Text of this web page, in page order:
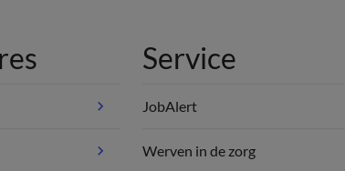
Service
JobAlert
Werven in de zorg